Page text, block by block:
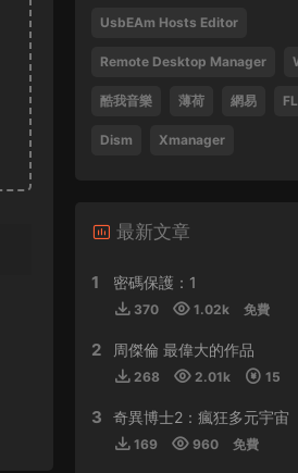
來源： 瞬息全宇宙
laohusyf • 2024-05-30
喜歡聽張敬軒的歌
來源：
張敬軒 2018 Hinsideout 演
Silicon • 2024-04-30
來源： (香港站&台北站) 張學友 經
HY0768 • 2024-03-13
來源：
容祖兒 Another Side Joey
Live 2023
UsbEAm Hosts Editor
Remote Desktop Manager
酷我音樂 薄荷 網易
Dism Xmanager
最新文章
1 密碼保護：1
370 1.02k 免費
2 周傑倫 最偉大的作品
268 2.01k 15
3 奇異博士2：瘋狂多元宇宙
169 960 免費